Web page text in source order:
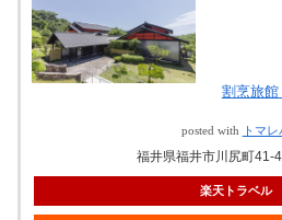
割烹旅
posted with トマレ
福井県福井市川尻町41-
楽天トラベル